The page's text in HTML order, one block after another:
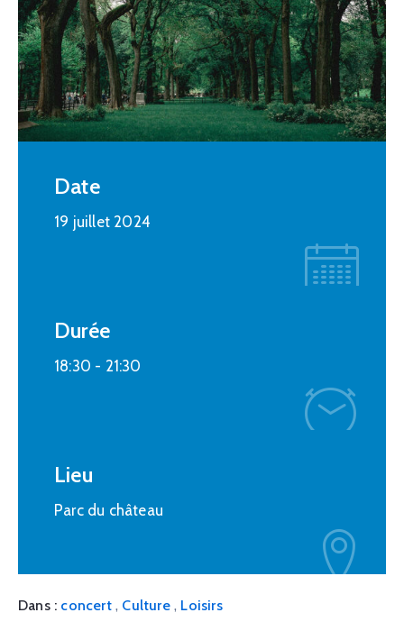
Date
19 juillet 2024
Durée
18:30 - 21:30
Lieu
Parc du château
Dans : concert , Culture , Loisirs